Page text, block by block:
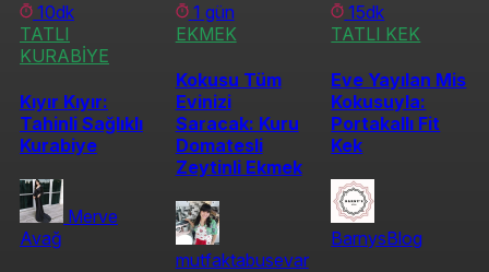
10dk
TATLI
KURABİYE
Kıyır Kıyır:
Tahinli Sağlıklı
Kurabiye
Merve
Avağ
1 gün
EKMEK
Kokusu Tüm
Evinizi
Saracak: Kuru
Domatesli
Zeytinli Ekmek
mutfaktabusevar
15dk
TATLI KEK
Eve Yayılan Mis
Kokusuyla:
Portakallı Fit
Kek
BarnysBlog